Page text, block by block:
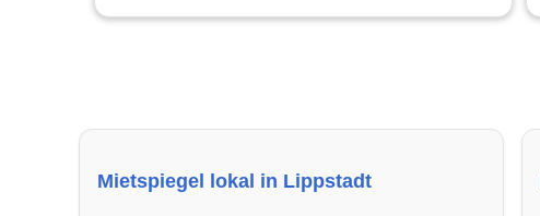
Mietspiegel lokal in Lippstadt